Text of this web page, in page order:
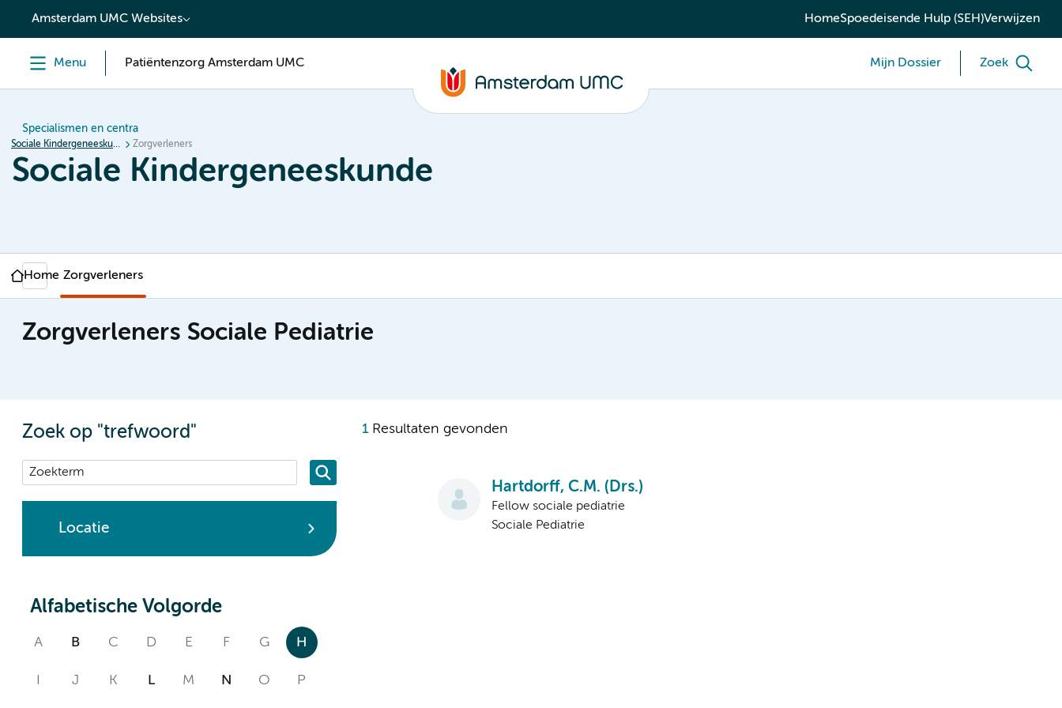
content
Amsterdam UMC Websites HomeSpoedeisende Hulp (SEH)Verwijzen
Menu Patiëntenzorg Amsterdam UMC Mijn Dossier Zoek
Specialismen en centra
Sociale Kindergeneeskunde Zorgverleners
Sociale Kindergeneeskunde
Home Zorgverleners
Zorgverleners Sociale Pediatrie
Zoek op "trefwoord"
Locatie
Alfabetische Volgorde
A B C D E F G H
J K L M N O P
1Resultaten gevonden
Hartdorff, C.M. (Drs.)
Fellow sociale pediatrie
Sociale Pediatrie